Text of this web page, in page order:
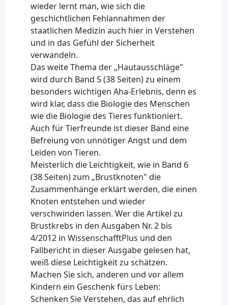
wieder lernt man, wie sich die
geschichtlichen Fehlannahmen der
staatlichen Medizin auch hier in Verstehen
und in das Gefühl der Sicherheit
verwandeln.
Das weite Thema der „Hautausschläge"
wird durch Band 5 (38 Seiten) zu einem
besonders wichtigen Aha-Erlebnis, denn es
wird klar, dass die Biologie des Menschen
wie die Biologie des Tieres funktioniert.
Auch für Tierfreunde ist dieser Band eine
Befreiung von unnötiger Angst und dem
Leiden von Tieren.
Meisterlich die Leichtigkeit, wie in Band 6
(38 Seiten) zum „Brustknoten" die
Zusammenhänge erklärt werden, die einen
Knoten entstehen und wieder
verschwinden lassen. Wer die Artikel zu
Brustkrebs in den Ausgaben Nr. 2 bis
4/2012 in WissenschafftPlus und den
Fallbericht in dieser Ausgabe gelesen hat,
weiß diese Leichtigkeit zu schätzen.
Machen Sie sich, anderen und vor allem
Kindern ein Geschenk fürs Leben:
Schenken Sie Verstehen, das auf ehrlich